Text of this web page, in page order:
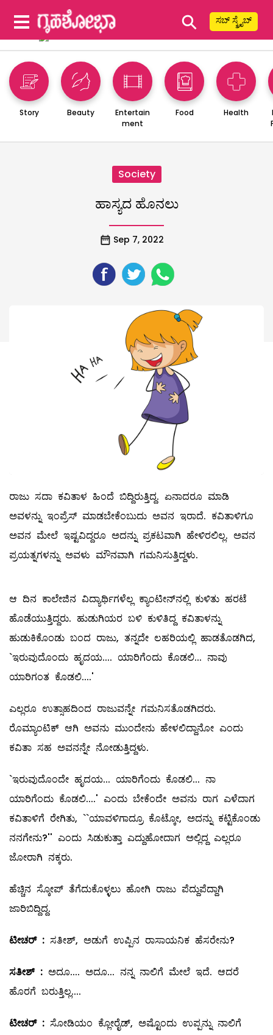
⚲ ಸಬ್ ಸ್ಕ್ರೈಬ್
Story Beauty
Entertain
ment
Food Health
Society
ಹಾಸ್ಯದ ಹೊನಲು
Sep 7, 2022
ರಾಜು ಸದಾ ಕವಿತಾಳ ಹಿಂದೆ ಬಿದ್ದಿರುತ್ತಿದ್ದ. ಏನಾದರೂ ಮಾಡಿ
ಅವಳನ್ನು ಇಂಪ್ರೆಸ್‌ ಮಾಡಬೇಕೆಂಬುದು ಅವನ ಇರಾದೆ. ಕವಿತಾಳಿಗೂ
ಅವನ ಮೇಲೆ ಇಷ್ಟವಿದ್ದರೂ ಅದನ್ನು ಪ್ರಕಟವಾಗಿ ಹೇಳಿರಲಿಲ್ಲ. ಅವನ
ಪ್ರಯತ್ನಗಳನ್ನು ಅವಳು ಮೌನವಾಗಿ ಗಮನಿಸುತ್ತಿದ್ದಳು.
ಆ ದಿನ ಕಾಲೇಜಿನ ವಿದ್ಯಾರ್ಥಿಗಳೆಲ್ಲ ಕ್ಯಾಂಟೀನ್‌ನಲ್ಲಿ ಕುಳಿತು ಹರಟೆ
ಹೊಡೆಯುತ್ತಿದ್ದರು. ಹುಡುಗಿಯರ ಬಳಿ ಕುಳಿತಿದ್ದ ಕವಿತಾಳನ್ನು
ಹುಡುಕಿಕೊಂಡು ಬಂದ ರಾಜು, ತನ್ನದೇ ಲಹರಿಯಲ್ಲಿ ಹಾಡತೊಡಗಿದ,
`ಇರುವುದೊಂದು ಹೃದಯ.... ಯಾರಿಗೆಂದು ಕೊಡಲಿ... ನಾವು
ಯಾರಿಗಂತ ಕೊಡಲಿ....'
ಎಲ್ಲರೂ ಉತ್ಸಾಹದಿಂದ ರಾಜುವನ್ನೇ ಗಮನಿಸತೊಡಗಿದರು.
ರೊಮ್ಯಾಂಟಿಕ್‌ ಆಗಿ ಅವನು ಮುಂದೇನು ಹೇಳಲಿದ್ದಾನೋ ಎಂದು
ಕವಿತಾ ಸಹ ಅವನನ್ನೇ ನೋಡುತ್ತಿದ್ದಳು.
`ಇರುವುದೊಂದೇ ಹೃದಯ... ಯಾರಿಗೆಂದು ಕೊಡಲಿ... ನಾ
ಯಾರಿಗೆಂದು ಕೊಡಲಿ....' ಎಂದು ಬೇಕೆಂದೇ ಅವನು ರಾಗ ಎಳೆದಾಗ
ಕವಿತಾಳಿಗೆ ರೇಗಿತು, ``ಯಾವಳಿಗಾದ್ರೂ ಕೊಟ್ಕೋ, ಅದನ್ನು ಕಟ್ಟಿಕೊಂಡು
ನನಗೇನು?'' ಎಂದು ಸಿಡುಕುತ್ತಾ ಎದ್ದುಹೋದಾಗ ಅಲ್ಲಿದ್ದ ಎಲ್ಲರೂ
ಜೋರಾಗಿ ನಕ್ಕರು.
ಹೆಚ್ಚಿನ ಸ್ಕೋಪ್‌ ತೆಗೆದುಕೊಳ್ಳಲು ಹೋಗಿ ರಾಜು ಪೆದ್ದುಪೆದ್ದಾಗಿ
ಜಾರಿಬಿದ್ದಿದ್ದ.
ಟೀಚರ್‌ : ಸತೀಶ್‌, ಅಡುಗೆ ಉಪ್ಪಿನ ರಾಸಾಯನಿಕ ಹೆಸರೇನು?
ಸತೀಶ್‌ : ಅದೂ.... ಅದೂ... ನನ್ನ ನಾಲಿಗೆ ಮೇಲೆ ಇದೆ. ಆದರೆ
ಹೊರಗೆ ಬರುತ್ತಿಲ್ಲ....
ಟೀಚರ್‌ : ಸೋಡಿಯಂ ಕ್ಲೋರೈಡ್‌, ಅಷ್ಟೊಂದು ಉಪ್ಪನ್ನು ನಾಲಿಗೆ